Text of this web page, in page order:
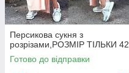
Персикова сукня з
розрізами,РОЗМІР ТІЛЬКИ 42
Готово до відправки